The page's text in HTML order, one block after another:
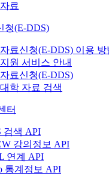
료
청(E-DDS)
료신청(E-DDS) 이용 방
원 서비스 안내
료신청(E-DDS)
학 자료 검색
터
검색 API
강의정보 API
연계 API
통계정보 API